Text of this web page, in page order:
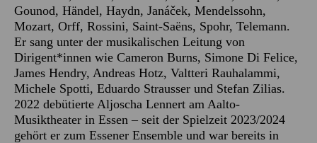
Gounod, Händel, Haydn, Janáček, Mendelssohn,
Mozart, Orff, Rossini, Saint-Saëns, Spohr, Telemann.
Er sang unter der musikalischen Leitung von
Dirigent*innen wie Cameron Burns, Simone Di Felice,
James Hendry, Andreas Hotz, Valtteri Rauhalammi,
Michele Spotti, Eduardo Strausser und Stefan Zilias.
2022 debütierte Aljoscha Lennert am Aalto-
Musiktheater in Essen – seit der Spielzeit 2023/2024
gehört er zum Essener Ensemble und war bereits in